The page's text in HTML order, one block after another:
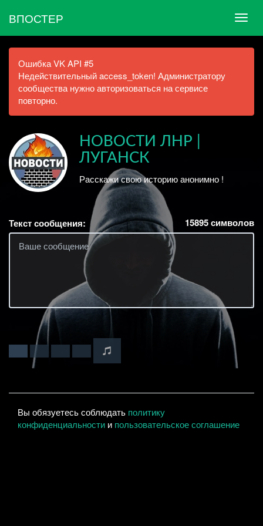
ВПОСТЕР
Ошибка VK API #5
Недействительный access_token! Администратору
сообщества нужно авторизоваться на сервисе
повторно.
НОВОСТИ ЛНР |
ЛУГАНСК
Расскажи свою историю анонимно !
Текст сообщения: 15895символов
Вы обязуетесь соблюдать политику
конфиденциальности и пользовательское соглашение